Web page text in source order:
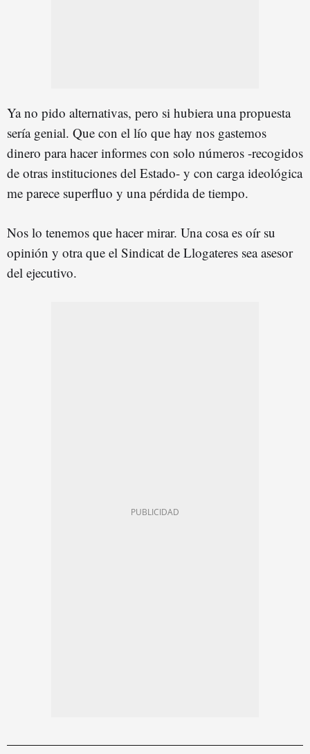
Ya no pido alternativas, pero si hubiera una propuesta
sería genial. Que con el lío que hay nos gastemos
dinero para hacer informes con solo números -recogidos
de otras instituciones del Estado- y con carga ideológica
me parece superfluo y una pérdida de tiempo.
Nos lo tenemos que hacer mirar. Una cosa es oír su
opinión y otra que el Sindicat de Llogateres sea asesor
del ejecutivo.